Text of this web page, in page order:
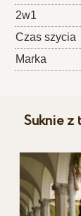
2w1
Czas szycia
Marka
Suknie z